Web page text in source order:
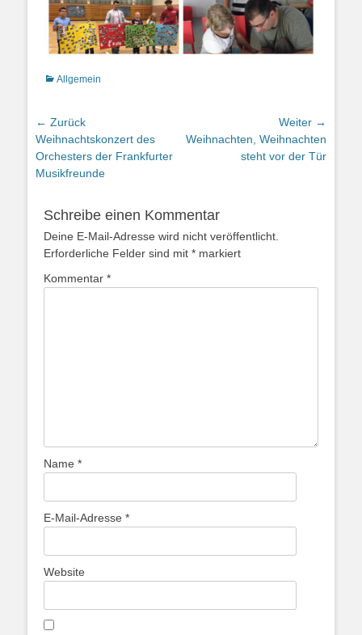
Kategorien
Allgemein
Beitragsnavigation
← Zurück
Vorheriger
Beitrag:
Weihnachtskonzert des
Orchesters der Frankfurter
Musikfreunde
Weiter →
Nächster
Weihnachten, Weihnachten
steht vor der Tür
Schreibe einen Kommentar
Deine E-Mail-Adresse wird nicht veröffentlicht.
Erforderliche Felder sind mit * markiert
Kommentar *
Name *
E-Mail-Adresse *
Website